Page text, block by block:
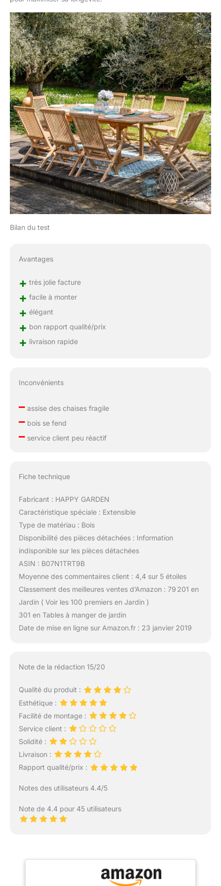
Bilan du test
Avantages
+ très jolie facture
+ facile à monter
+ élégant
+ bon rapport qualité/prix
+ livraison rapide
Inconvénients
–assise des chaises fragile
–bois se fend
–service client peu réactif
Fiche technique
Fabricant : HAPPY GARDEN
Caractéristique spéciale : Extensible
Type de matériau : Bois
Disponibilité des pièces détachées : Information
indisponible sur les pièces détachées
ASIN : B07N1TRT9B
Moyenne des commentaires client : 4,4 sur 5 étoiles
Classement des meilleures ventes d’Amazon : 79 201 en
Jardin ( Voir les 100 premiers en Jardin )
301 en Tables à manger de jardin
Date de mise en ligne sur Amazon.fr : 23 janvier 2019
Note de la rédaction 15/20
Qualité du produit :
Esthétique :
Facilité de montage :
Service client :
Solidité :
Livraison :
Rapport qualité/prix :
Notes des utilisateurs 4.4/5
Note de 4.4 pour 45 utilisateurs